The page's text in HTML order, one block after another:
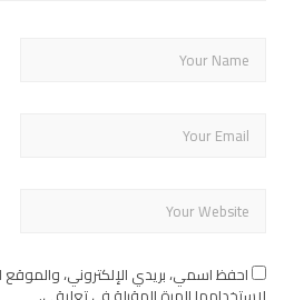
احفظ اسمي، بريدي الإلكتروني،